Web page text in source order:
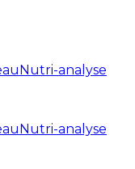
Nutri-analyse
Nutri-analyse